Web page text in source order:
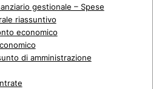
gestionale – Spese
riassuntivo
economico
di amministrazione